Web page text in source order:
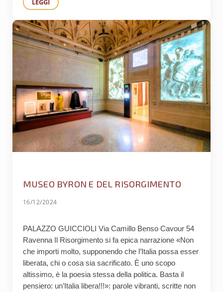
LEGGI
COSI’ SI UNIRONO SETTANTAMILA ANTIFASCISTE
MUSEO BYRON E DEL RISORGIMENTO
16/12/2024
PALAZZO GUICCIOLI Via Camillo Benso Cavour 54
Ravenna Il Risorgimento si fa epica narrazione «Non
che importi molto, supponendo che l’Italia possa esser
liberata, chi o cosa sia sacrificato. È uno scopo
altissimo, è la poesia stessa della politica. Basta il
pensiero: un’Italia libera!!!»: parole vibranti, scritte non